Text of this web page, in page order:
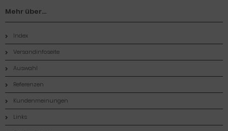
Mehr über...
Index
Versandinfoseite
Auswahl
Referenzen
Kundenmeinungen
Links